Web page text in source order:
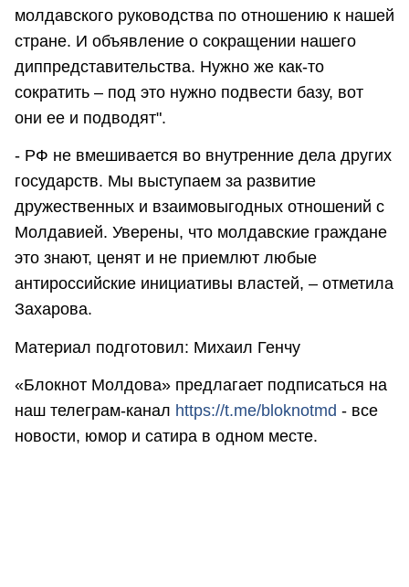
молдавского руководства по отношению к нашей
стране. И объявление о сокращении нашего
диппредставительства. Нужно же как-то
сократить – под это нужно подвести базу, вот
они ее и подводят".
- РФ не вмешивается во внутренние дела других
государств. Мы выступаем за развитие
дружественных и взаимовыгодных отношений с
Молдавией. Уверены, что молдавские граждане
это знают, ценят и не приемлют любые
антироссийские инициативы властей, – отметила
Захарова.
Материал подготовил: Михаил Генчу
«Блокнот Молдова» предлагает подписаться на
наш телеграм-канал https://t.me/bloknotmd - все
новости, юмор и сатира в одном месте.